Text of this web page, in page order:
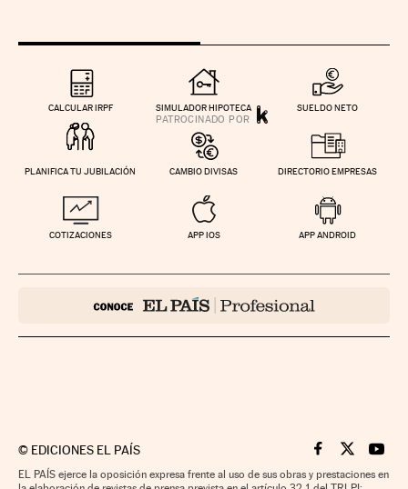
CALCULAR IRPF SIMULADOR HIPOTECA SUELDO NETO
PLANIFICA TU JUBILACIÓN CAMBIO DIVISAS DIRECTORIO EMPRESAS
COTIZACIONES APP IOS APP ANDROID
© EDICIONES EL PAÍS Cinco Días en
Cinco Días
Cinco
EL PAÍS ejerce la oposición expresa frente al uso de sus obras y prestaciones en